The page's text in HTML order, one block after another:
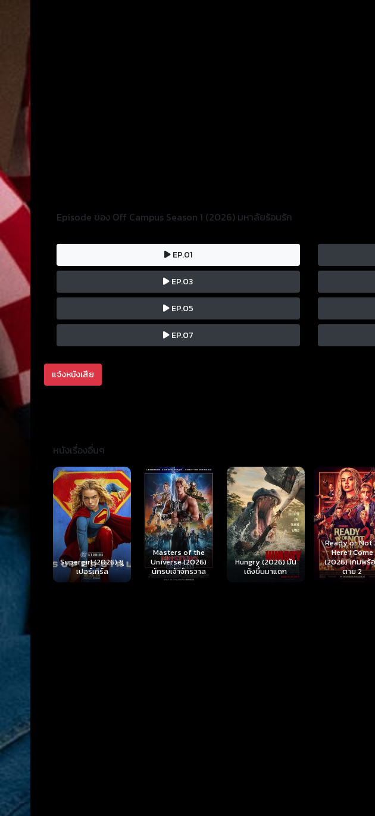
Episode ของ Off Campus Season 1 (2026) มหาลัยร้อนรัก
EP.01
EP.03
EP.05
EP.07
แจ้งหนังเสีย
หนังเรื่องอื่นๆ
Masters of the
Universe (2026)
นักรบเจ้าจักรวาล
Hungry (2026) มัน
เด้งขึ้นมาแดก
Ready or Not 2:
Here I Come
(2026) เกมพร้อม
ตาย 2
Scary Movie
(2026) ยำหนัง